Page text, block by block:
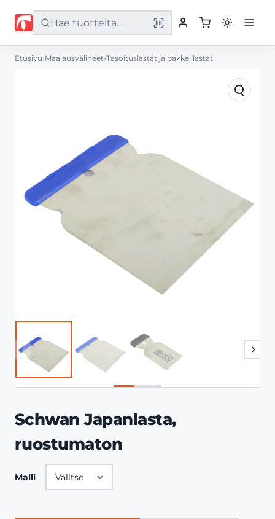
Etusivu
Yhteystiedot
Etusivu›Maalausvälineet›Tasoituslastat ja pakkelilastat
Schwan Japanlasta,
ruostumaton
Malli